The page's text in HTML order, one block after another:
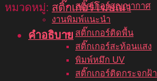
สติ๊กเกอร์สูญญากาศ
งานพิมพ์แนะนำ
สติ๊กเกอร์ติดพื้น
สติ๊กเกอร์สะท้อนแสง
พิมพ์หมึก UV
สติ๊กเกอร์ติดกระจกฝ้า
หมวดหมู่: สติ๊กเกอร์โฆษณา
คำอธิบาย